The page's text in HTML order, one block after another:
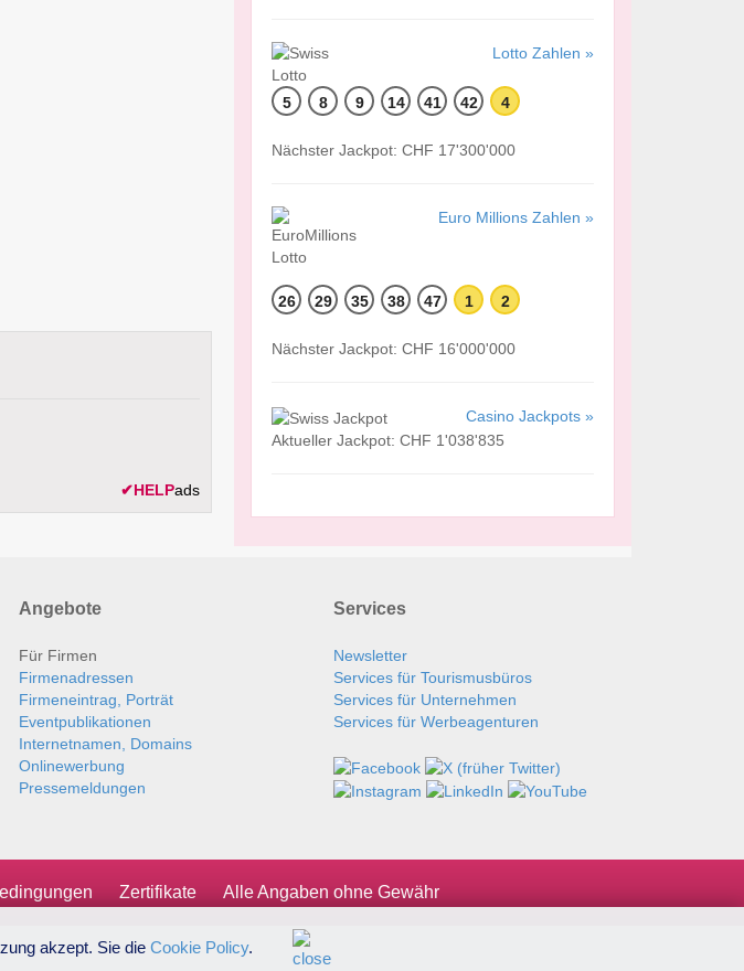
✔HELPads
Lotto Zahlen »
5 8 9 14 41 42 4
Nächster Jackpot: CHF 17'300'000
Euro Millions Zahlen »
26 29 35 38 47 1 2
Nächster Jackpot: CHF 16'000'000
Casino Jackpots »
Aktueller Jackpot: CHF 1'038'835
Angebote
Für Firmen
Firmenadressen
Firmeneintrag, Porträt
Eventpublikationen
Internetnamen, Domains
Onlinewerbung
Pressemeldungen
Services
Newsletter
Services für Tourismusbüros
Services für Unternehmen
Services für Werbeagenturen
Zertifikate Alle Angaben ohne Gewähr
akzept. Sie die Cookie Policy.